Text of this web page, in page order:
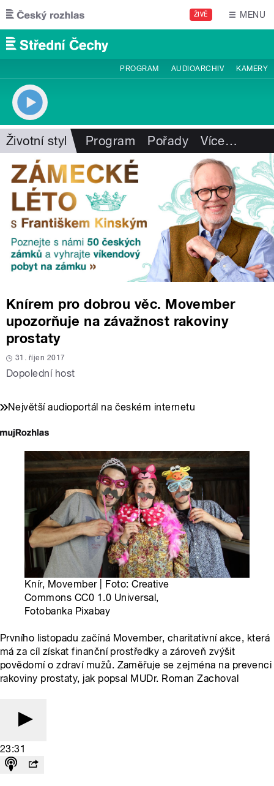
Přejít k hlavnímu obsahu
ŽIVĚ MENU
PROGRAM AUDIOARCHIV KAMERY
Životní styl Program Pořady Více…
Knírem pro dobrou věc. Movember
upozorňuje na závažnost rakoviny
prostaty
31. říjen 2017
Dopolední host
Největší audioportál na českém internetu
Knír, Movember | Foto: Creative
Commons CC0 1.0 Universal,
Fotobanka Pixabay
Prvního listopadu začíná Movember, charitativní akce, která
má za cíl získat finanční prostředky a zároveň zvýšit
povědomí o zdraví mužů. Zaměřuje se zejména na prevenci
rakoviny prostaty, jak popsal MUDr. Roman Zachoval
23:31